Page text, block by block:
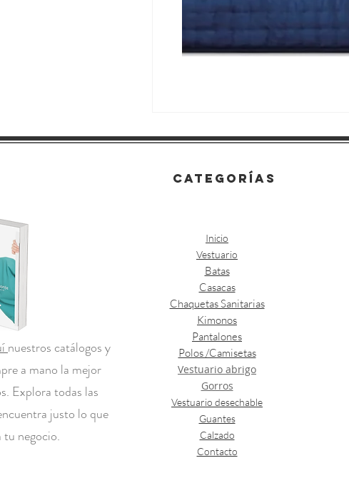
categorías
nuestros catálogos y
a mano la mejor
Explora todas las
justo lo que
tu negocio.
Inicio
Vestuario
Batas
Casacas
Chaquetas Sanitarias
Kimonos
Pantalones
Polos /Camisetas
Vestuario abrigo
Gorros
Vestuario desechable
Guantes
Calzado
Contacto